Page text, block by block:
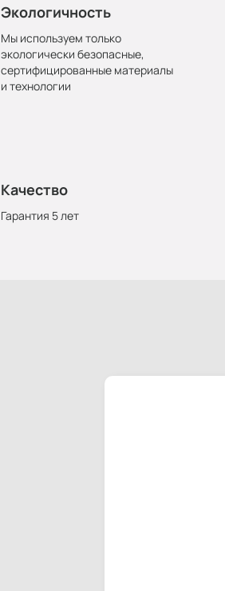
Экологичность
Мы используем только
экологически безопасные,
сертифицированные материалы
и технологии
Качество
Гарантия 5 лет